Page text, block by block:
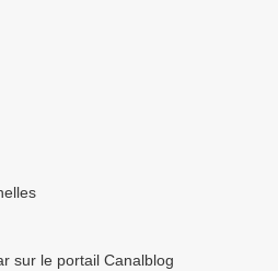
sur le portail Canalblog